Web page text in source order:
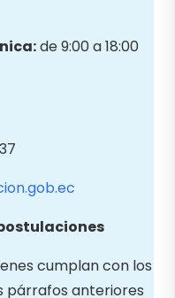
de 9:00 a 18:00
cumplan con los
párrafos anteriores